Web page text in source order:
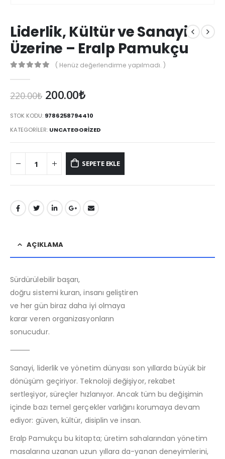
Liderlik, Kültür ve Sanayi
Üzerine – Eralp Pamukçu
( Henüz değerlendirme yapılmadı. )
220.00₺ Orijinal
220.00₺.
200.00₺Şu
fiyat:
200.00₺.
STOK KODU: 9786258794410
KATEGORILER: UNCATEGORIZED
SEPETE EKLE
AÇIKLAMA
Sürdürülebilir başarı,
doğru sistemi kuran, insanı geliştiren
ve her gün biraz daha iyi olmaya
karar veren organizasyonların
sonucudur.
⸻
Sanayi, liderlik ve yönetim dünyası son yıllarda büyük bir
dönüşüm geçiriyor. Teknoloji değişiyor, rekabet
sertleşiyor, süreçler hızlanıyor. Ancak tüm bu değişimin
içinde bazı temel gerçekler varlığını korumaya devam
ediyor: güven, kültür, disiplin ve insan.
Eralp Pamukçu bu kitapta; üretim sahalarından yönetim
masalarına uzanan uzun yıllara da-yanan deneyimlerini,